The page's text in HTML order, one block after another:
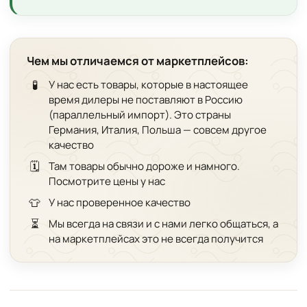
Чем мы отличаемся от маркетплейсов:
🧪
У нас есть товары, которые в настоящее
время дилеры не поставляют в Россию
(параллельный импорт). Это страны
Германия, Италия, Польша — совсем другое
качество
🗓️
Там товары обычно дороже и намного.
Посмотрите цены у нас
👕 У нас проверенное качество
⏳
Мы всегда на связи и с нами легко общаться, а
на маркетплейсах это не всегда получится